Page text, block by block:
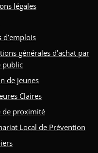
légales
d’emplois
générales d’achat par
public
de jeunes
Claires
de proximité
Local de Prévention